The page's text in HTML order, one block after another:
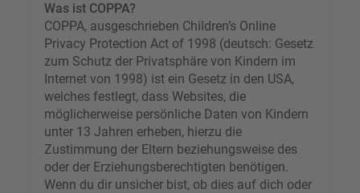
Was ist COPPA?
COPPA, ausgeschrieben Children’s Online
Privacy Protection Act of 1998 (deutsch: Gesetz
zum Schutz der Privatsphäre von Kindern im
Internet von 1998) ist ein Gesetz in den USA,
welches festlegt, dass Websites, die
möglicherweise persönliche Daten von Kindern
unter 13 Jahren erheben, hierzu die
Zustimmung der Eltern beziehungsweise des
oder der Erziehungsberechtigten benötigen.
Wenn du dir unsicher bist, ob dies auf dich oder